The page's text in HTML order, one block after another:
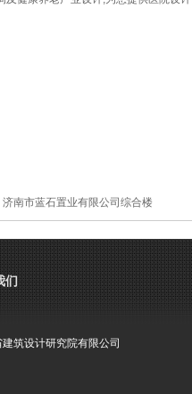
济南市蓝石置业有限公司综合楼
们
建筑设计研究院有限公司